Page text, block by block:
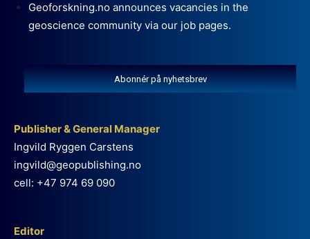
Geoforskning.no announces vacancies in the
geoscience community via our job pages.
Abonnér på nyhetsbrev
Publisher & General Manager
Ingvild Ryggen Carstens
ingvild@geopublishing.no
cell: +47 974 69 090
Editor